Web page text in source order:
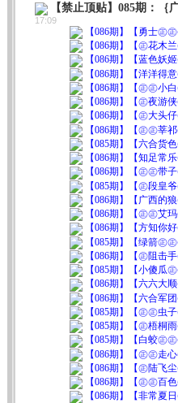
【禁止顶贴】085期：
17:09
【086期】【勇士㊣
【086期】【㊣花木
【086期】【蓝色妖
【086期】【洋洋得
【086期】【㊣㊣小
【086期】【㊣夜游
【086期】【㊣大头
【086期】【㊣㊣莘
【085期】【六合货
【086期】【知足常
【086期】【㊣㊣带
【085期】【㊣段皇
【086期】【广西的
【086期】【㊣㊣艾
【086期】【方知你
【085期】【绿箭㊣
【086期】【㊣阻击
【085期】【小傻瓜
【086期】【六六大
【086期】【六合军
【085期】【㊣㊣虫
【085期】【㊣梧桐
【085期】【白蛟㊣
【086期】【㊣㊣走
【086期】【㊣陆飞
【086期】【㊣㊣百
【086期】【非常夏